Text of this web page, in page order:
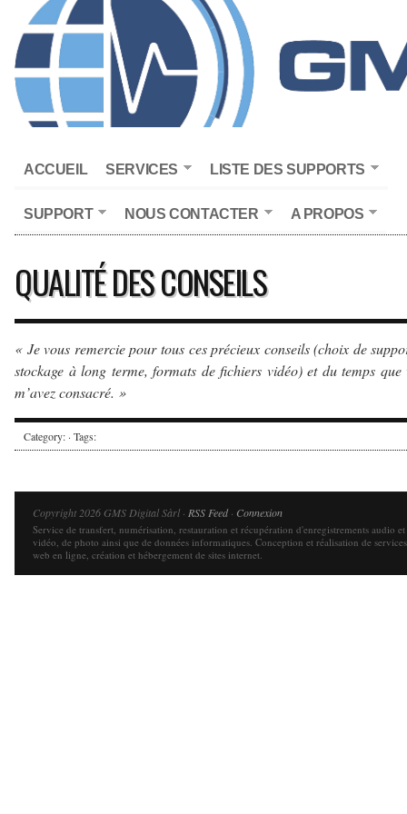
ACCUEIL SERVICES LISTE DES SUPPORTS
SUPPORT NOUS CONTACTER A PROPOS
QUALITÉ DES CONSEILS
« Je vous remercie pour tous ces précieux conseils (choix de
stockage à long terme, formats de fichiers vidéo) et du temps que
m’avez consacré. »
Category: · Tags:
Copyright 2026 GMS Digital Sàrl · RSS Feed· Connexion
Service de transfert, numérisation, restauration et récupération d'enregistrements audio et
vidéo, de photo ainsi que de données informatiques. Conception et réalisation de services
web en ligne, création et hébergement de sites internet.